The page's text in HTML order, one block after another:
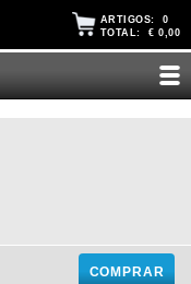
ARTIGOS: 0
TOTAL: € 0,00
COMPRAR